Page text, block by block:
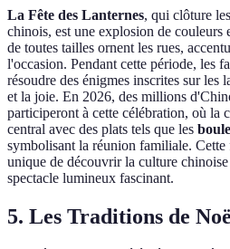
La Fête des Lanternes, qui clôture
chinois, est une explosion de couleurs
de toutes tailles ornent les rues,
l'occasion. Pendant cette période, les
résoudre des énigmes inscrites sur les
et la joie. En 2026, des millions
participeront à cette célébration, où la
central avec des plats tels que les
symbolisant la réunion familiale. Cette
unique de découvrir la culture chinoise
spectacle lumineux fascinant.
5. Les Traditions de